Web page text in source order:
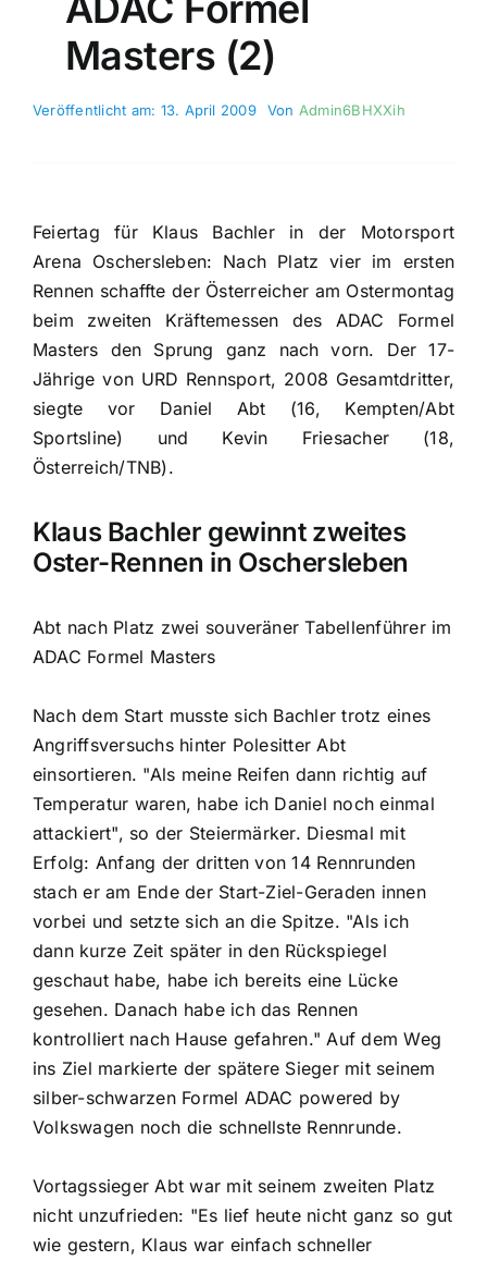
Masters (2)
Veröffentlicht am: 13. April 2009 Von Admin6BHXXih
Feiertag für Klaus Bachler in der Motorsport
Arena Oschersleben: Nach Platz vier im ersten
Rennen schaffte der Österreicher am Ostermontag
beim zweiten Kräftemessen des ADAC Formel
Masters den Sprung ganz nach vorn. Der 17-
Jährige von URD Rennsport, 2008 Gesamtdritter,
siegte vor Daniel Abt (16, Kempten/Abt
Sportsline) und Kevin Friesacher (18,
Österreich/TNB).
Klaus Bachler gewinnt zweites
Oster-Rennen in Oschersleben
Abt nach Platz zwei souveräner Tabellenführer im
ADAC Formel Masters
Nach dem Start musste sich Bachler trotz eines
Angriffsversuchs hinter Polesitter Abt
einsortieren. "Als meine Reifen dann richtig auf
Temperatur waren, habe ich Daniel noch einmal
attackiert", so der Steiermärker. Diesmal mit
Erfolg: Anfang der dritten von 14 Rennrunden
stach er am Ende der Start-Ziel-Geraden innen
vorbei und setzte sich an die Spitze. "Als ich
dann kurze Zeit später in den Rückspiegel
geschaut habe, habe ich bereits eine Lücke
gesehen. Danach habe ich das Rennen
kontrolliert nach Hause gefahren." Auf dem Weg
ins Ziel markierte der spätere Sieger mit seinem
silber-schwarzen Formel ADAC powered by
Volkswagen noch die schnellste Rennrunde.
Vortagssieger Abt war mit seinem zweiten Platz
nicht unzufrieden: "Es lief heute nicht ganz so gut
wie gestern, Klaus war einfach schneller